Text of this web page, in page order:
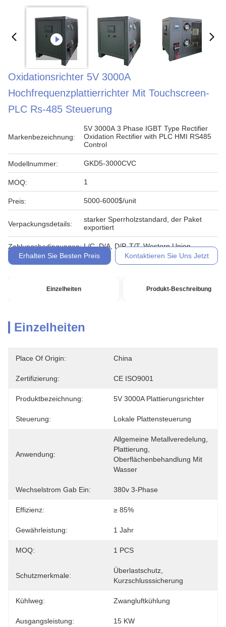
Oxidationsrichter 5V 3000A
Hochfrequenzplattierrichter Mit Touchscreen-
PLC Rs-485 Steuerung
Markenbezeichnung:
5V 3000A 3 Phase IGBT Type Rectifier
Oxidation Rectifier with PLC HMI RS485
Control
Modellnummer: GKD5-3000CVC
MOQ: 1
Preis: 5000-6000$/unit
Verpackungsdetails:
starker Sperrholzstandard, der Paket
exportiert
Zahlungsbedingungen: L/C, D/A, D/P, T/T, Western Union,
Erhalten Sie Besten Preis
Kontaktieren Sie Uns Jetzt
Einzelheiten Produkt-Beschreibung
Einzelheiten
Place Of Origin: China
Zertifizierung: CE ISO9001
Produktbezeichnung: 5V 3000A Plattierungsrichter
Steuerung: Lokale Plattensteuerung
Anwendung:
Allgemeine Metallveredelung,
Plattierung,
Oberflächenbehandlung Mit
Wasser
Wechselstrom Gab Ein: 380v 3-Phase
Effizienz: ≥ 85%
Gewährleistung: 1 Jahr
MOQ: 1 PCS
Schutzmerkmale:
Überlastschutz,
Kurzschlusssicherung
Kühlweg: Zwangluftkühlung
Ausgangsleistung: 15 KW